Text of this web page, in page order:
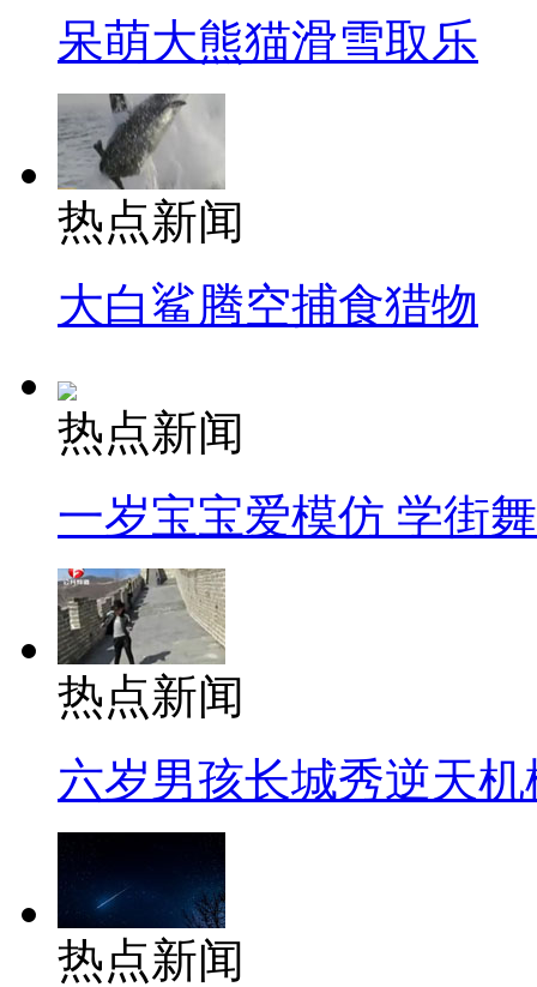
呆萌大熊猫滑雪取乐
热点新闻
大白鲨腾空捕食猎物
热点新闻
一岁宝宝爱模仿 学街
热点新闻
六岁男孩长城秀逆天机
热点新闻